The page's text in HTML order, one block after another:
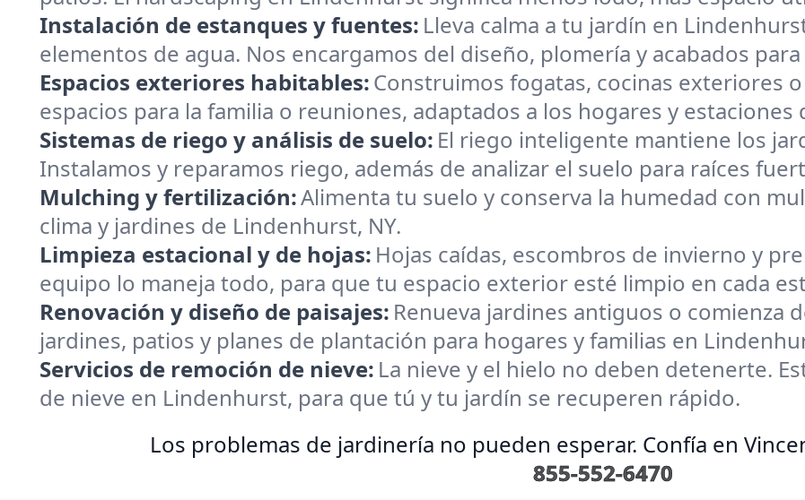
Instalación de estanques y fuentes: Lleva calma a tu jardín en
elementos de agua. Nos encargamos del diseño, plomería y acabados
Espacios exteriores habitables:Construimos fogatas, cocinas exteriores
espacios para la familia o reuniones, adaptados a los hogares y
Sistemas de riego y análisis de suelo: El riego inteligente mantiene los
Instalamos y reparamos riego, además de analizar el suelo para raíces
Mulching y fertilización:Alimenta tu suelo y conserva la humedad con
clima y jardines de Lindenhurst, NY.
Limpieza estacional y de hojas: Hojas caídas, escombros de invierno y
equipo lo maneja todo, para que tu espacio exterior esté limpio en cada
Renovación y diseño de paisajes: Renueva jardines antiguos o comienza
jardines, patios y planes de plantación para hogares y familias en
Servicios de remoción de nieve: La nieve y el hielo no deben detenerte.
de nieve en Lindenhurst, para que tú y tu jardín se recuperen rápido.
Los problemas de jardinería no pueden esperar. Confía en
855-552-6470